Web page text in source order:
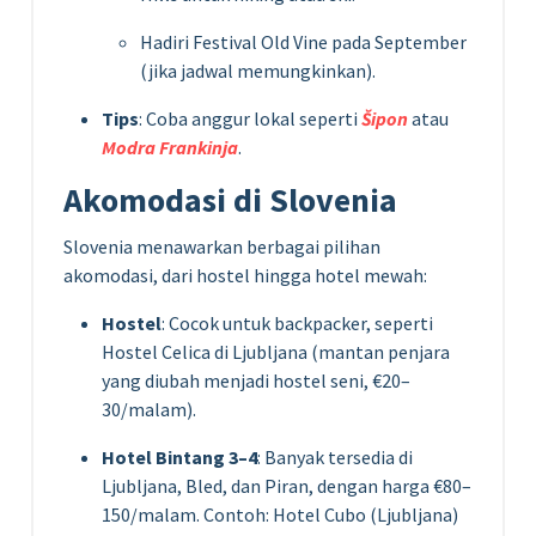
Hadiri Festival Old Vine pada September
(jika jadwal memungkinkan).
Tips: Coba anggur lokal seperti Šipon atau
Modra Frankinja.
Akomodasi di Slovenia
Slovenia menawarkan berbagai pilihan
akomodasi, dari hostel hingga hotel mewah:
Hostel: Cocok untuk backpacker, seperti
Hostel Celica di Ljubljana (mantan penjara
yang diubah menjadi hostel seni, €20–
30/malam).
Hotel Bintang 3–4: Banyak tersedia di
Ljubljana, Bled, dan Piran, dengan harga €80–
150/malam. Contoh: Hotel Cubo (Ljubljana)